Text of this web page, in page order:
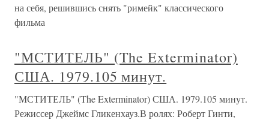
на себя, решившись снять "римейк" классического
фильма
"МСТИТЕЛЬ" (The Exterminator)
США. 1979.105 минут.
"МСТИТЕЛЬ" (The Exterminator) США. 1979.105 минут.
Режиссер Джеймс Гликенхауз.В ролях: Роберт Гинти,